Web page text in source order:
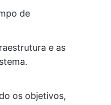
de
e as
os objetivos,